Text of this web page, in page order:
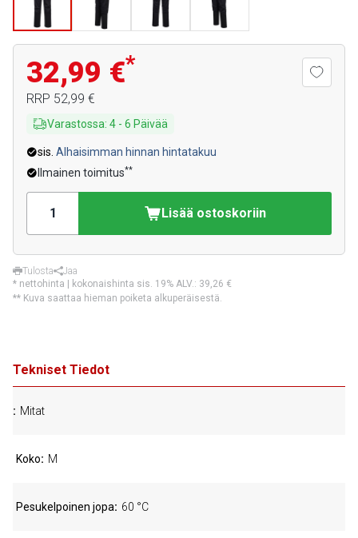
32,99 €*
RRP 52,99 €
Varastossa: 4 - 6 Päivää
sis. Alhaisimman hinnan hintatakuu
Ilmainen toimitus**
Lisää ostoskoriin
Tulosta
Jaa
* nettohinta | kokonaishinta sis. 19% ALV.: 39,26 €
** Kuva saattaa hieman poiketa alkuperäisestä.
Tekniset Tiedot
Mitat
Koko M
Pesukelpoinen jopa 60 °C